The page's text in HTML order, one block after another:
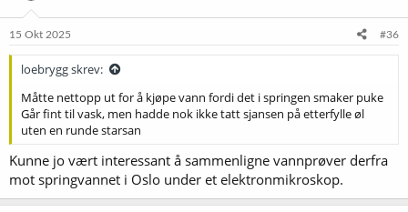
15 Okt 2025 #36
loebrygg skrev:
Måtte nettopp ut for å kjøpe vann fordi det i springen smaker puke
Går fint til vask, men hadde nok ikke tatt sjansen på etterfylle øl
uten en runde starsan
Kunne jo vært interessant å sammenligne vannprøver derfra
mot springvannet i Oslo under et elektronmikroskop.